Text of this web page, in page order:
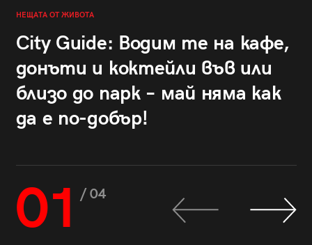
НЕЩАТА ОТ ЖИВОТА
City Guide: Водим те на кафе,
донъти и коктейли във или
близо до парк – май няма как
да е по-добър!
01 / 04